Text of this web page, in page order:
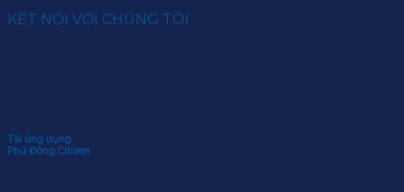
KẾT NỐI VỚI CHÚNG TÔI
Tải ứng dụng
Phú Đông Citizen